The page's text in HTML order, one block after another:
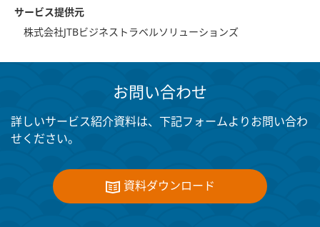
サービス提供元
株式会社JTBビジネストラベルソリューションズ
お問い合わせ
詳しいサービス紹介資料は、下記フォームよりお問い合わ
せください。
資料ダウンロード